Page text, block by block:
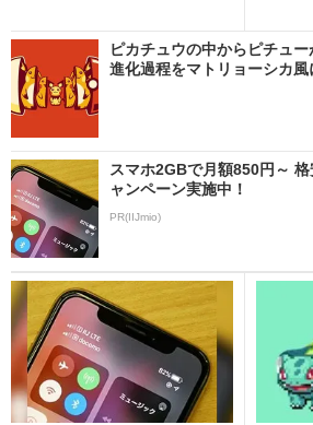
ピカチュウの中からピチュ
進化過程をマトリョーシカ風
スマホ2GBで月額850円～
ャンペーン実施中！
PR(IIJmio)